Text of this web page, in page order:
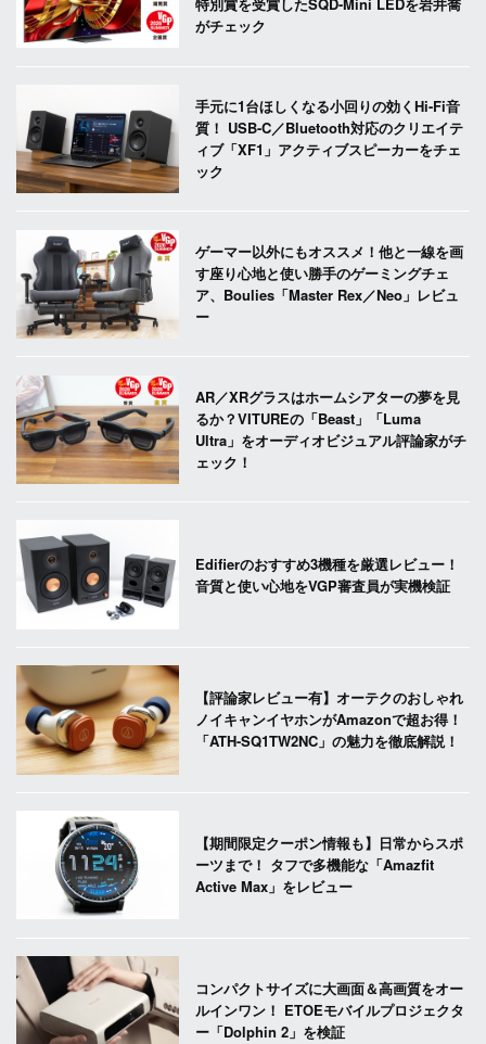
がチェック
手元に1台ほしくなる小回りの効くHi-Fi音
質！ USB-C／Bluetooth対応のクリエイテ
ィブ「XF1」アクティブスピーカーをチェ
ック
ゲーマー以外にもオススメ！他と一線を画
す座り心地と使い勝手のゲーミングチェ
ア、Boulies「Master Rex／Neo」レビュ
ー
AR／XRグラスはホームシアターの夢を見
るか？VITUREの「Beast」「Luma
Ultra」をオーディオビジュアル評論家がチ
ェック！
Edifierのおすすめ3機種を厳選レビュー！
音質と使い心地をVGP審査員が実機検証
【評論家レビュー有】オーテクのおしゃれ
ノイキャンイヤホンがAmazonで超お得！
「ATH-SQ1TW2NC」の魅力を徹底解説！
【期間限定クーポン情報も】日常からスポ
ーツまで！ タフで多機能な「Amazfit
Active Max」をレビュー
コンパクトサイズに大画面＆高画質をオー
ルインワン！ ETOEモバイルプロジェクタ
ー「Dolphin 2」を検証